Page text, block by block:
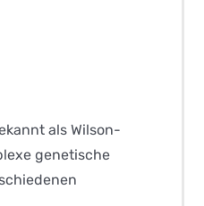
als Wilson-
genetische